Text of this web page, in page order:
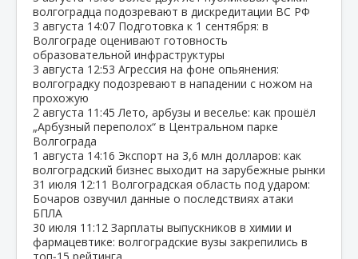
волгоградца подозревают в дискредитации ВС РФ
3 августа 14:07 Подготовка к 1 сентября: в
Волгограде оценивают готовность
образовательной инфраструктуры
3 августа 12:53 Агрессия на фоне опьянения:
волгоградку подозревают в нападении с ножом на
прохожую
2 августа 11:45 Лето, арбузы и веселье: как прошёл
„Арбузный переполох“ в Центральном парке
Волгограда
1 августа 14:16 Экспорт на 3,6 млн долларов: как
волгоградский бизнес выходит на зарубежные рынки
31 июля 12:11 Волгоградская область под ударом:
Бочаров озвучил данные о последствиях атаки
БПЛА
30 июля 11:12 Зарплаты выпускников в химии и
фармацевтике: волгоградские вузы закрепились в